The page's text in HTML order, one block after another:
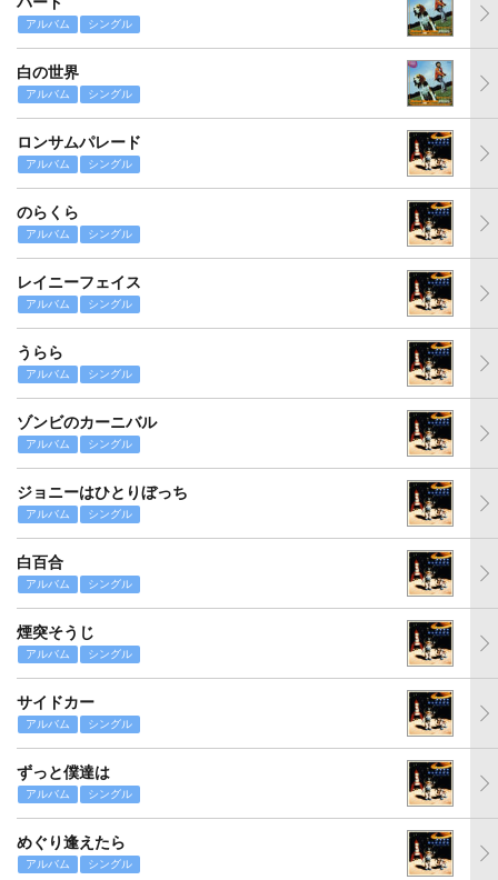
アルバム シングル
白の世界
アルバム シングル
ロンサムパレード
アルバム シングル
のらくら
アルバム シングル
レイニーフェイス
アルバム シングル
うらら
アルバム シングル
ゾンビのカーニバル
アルバム シングル
ジョニーはひとりぼっち
アルバム シングル
白百合
アルバム シングル
煙突そうじ
アルバム シングル
サイドカー
アルバム シングル
ずっと僕達は
アルバム シングル
めぐり逢えたら
アルバム シングル